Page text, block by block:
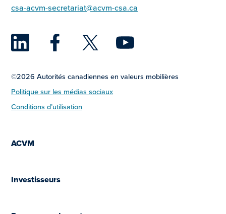
csa-acvm-secretariat@acvm-csa.ca
LinkedIn
Facebook
Twitter
©2026 Autorités canadiennes en valeurs mobilières
Politique sur les médias sociaux
Conditions d’utilisation
ACVM
Investisseurs